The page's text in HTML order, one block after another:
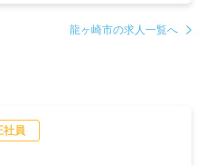
龍ヶ崎市の求人一覧へ
社員